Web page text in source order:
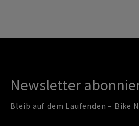
Newsletter
Bleib auf dem Laufenden – Bike